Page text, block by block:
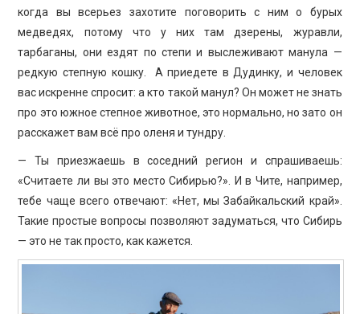
когда вы всерьез захотите поговорить с ним о бурых
медведях, потому что у них там дзерены, журавли,
тарбаганы, они ездят по степи и выслеживают манула —
редкую степную кошку. А приедете в Дудинку, и человек
вас искренне спросит: а кто такой манул? Он может не знать
про это южное степное животное, это нормально, но зато он
расскажет вам всё про оленя и тундру.
— Ты приезжаешь в соседний регион и спрашиваешь:
«Считаете ли вы это место Сибирью?». И в Чите, например,
тебе чаще всего отвечают: «Нет, мы Забайкальский край».
Такие простые вопросы позволяют задуматься, что Сибирь
— это не так просто, как кажется.